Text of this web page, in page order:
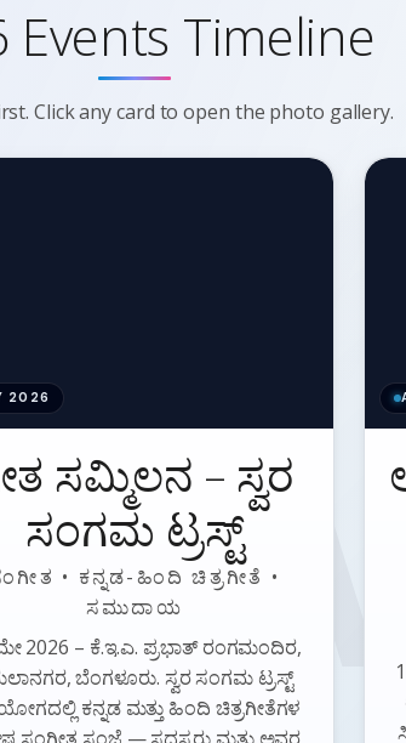
Events Timeline
Click any card to open the photo gallery.
2026
ಸಮ್ಮಿಲನ – ಸ್ವರ
ಸಂಗಮ ಟ್ರಸ್ಟ್
• ಕನ್ನಡ-ಹಿಂದಿ ಚಿತ್ರಗೀತೆ •
ಸಮುದಾಯ
2026 – ಕೆ.ಇ.ಎ. ಪ್ರಭಾತ್ ರಂಗಮಂದಿರ,
ಬೆಂಗಳೂರು. ಸ್ವರ ಸಂಗಮ ಟ್ರಸ್ಟ್
ಕನ್ನಡ ಮತ್ತು ಹಿಂದಿ ಚಿತ್ರಗೀತೆಗಳ